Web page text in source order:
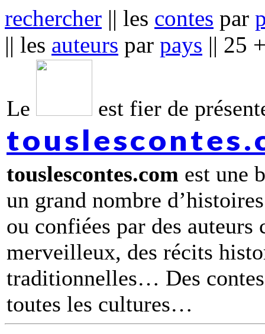
rechercher || les contes par
|| les auteurs par pays || 25
Le est fier de
touslescontes.com est une
un grand nombre
ou confiées par des
merveilleux, des récits
traditionnelles… Des
toutes les cultures